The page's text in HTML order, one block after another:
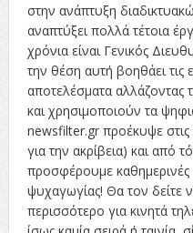
στην ανάπτυξη
αναπτύξει πολλά τέτοια
χρόνια είναι Γενικός
την θέση αυτή βοηθάει τις
αποτελέσματα αλλάζοντας
και χρησιμοποιούν τα
newsfilter.gr προέκυψε
για την ακρίβεια) και από
προσφέρουμε καθημερινές
ψυχαγωγίας! Θα τον δείτε
περισσότερο για κινητά